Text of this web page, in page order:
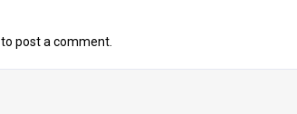
to post a comment.